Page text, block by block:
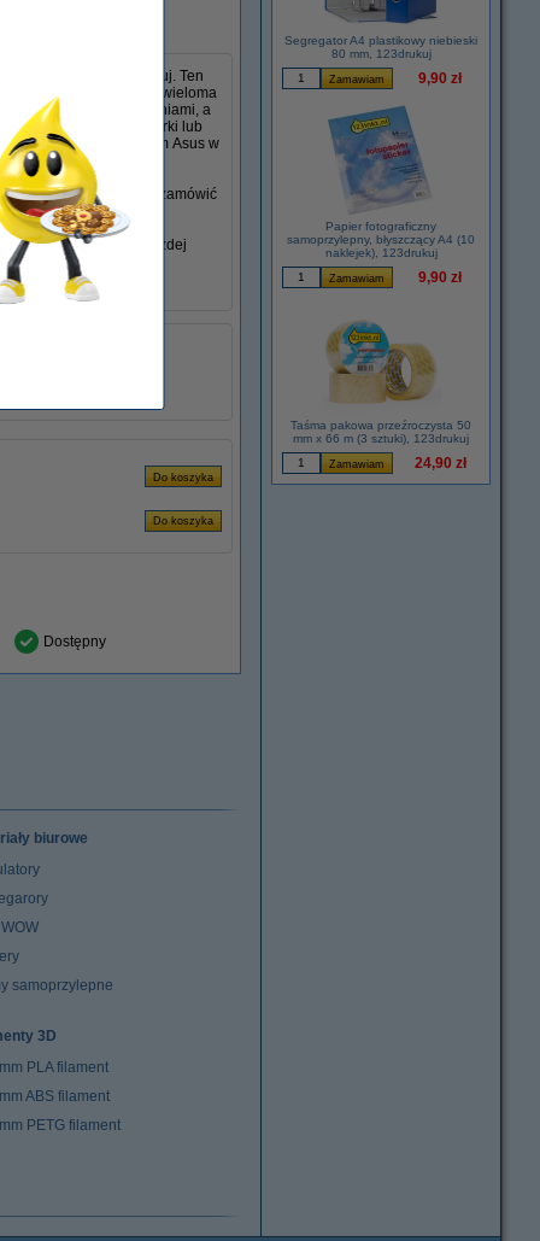
65 W w wersji 123drukuj. Ten
i jest kompatybilny z wieloma
z codziennymi zadaniami, a
oryginalnej ładowarki lub
z zasilaczem sieciowym Asus w
nie posiadasz, możesz zamówić
swojego laptopa w każdej
Dostępny
Segregator A4 plastikowy niebieski
80 mm, 123drukuj
9,90 zł
Papier fotograficzny
samoprzylepny, błyszczący A4 (10
naklejek), 123drukuj
9,90 zł
Taśma pakowa przeźroczysta 50
mm x 66 m (3 sztuki), 123drukuj
24,90 zł
biurowe
samoprzylepne
3D
PLA filament
ABS filament
PETG filament